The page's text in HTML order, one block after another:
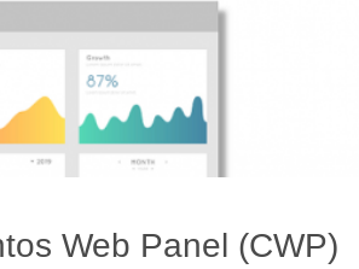
Web Panel (CWP)